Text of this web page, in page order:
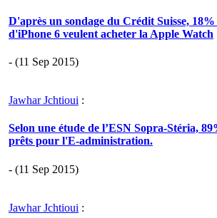
D'après un sondage du Crédit Suisse, 18%
d'iPhone 6 veulent acheter la Apple Watch
- (11 Sep 2015)
Jawhar Jchtioui :
Selon une étude de l’ESN Sopra-Stéria,
prêts pour l'E-administration.
- (11 Sep 2015)
Jawhar Jchtioui :